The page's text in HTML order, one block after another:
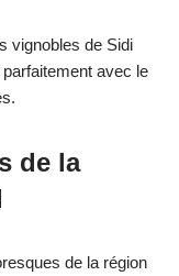
vignobles de Sidi
avec le
de la
de la région